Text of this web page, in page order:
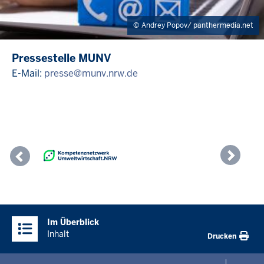
Andrey Popov/ panthermedia.net
Pressestelle MUNV
E-Mail: presse@munv.nrw.de
Previous
Inhalte
Im Überblick
Inhalt
Drucken